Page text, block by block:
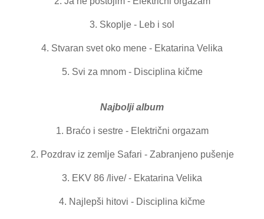
3. Skoplje - Leb i sol
4. Stvaran svet oko mene - Ekatarina Velika
5. Svi za mnom - Disciplina kičme
Najbolji album
1. Braćo i sestre - Električni orgazam
2. Pozdrav iz zemlje Safari - Zabranjeno pušenje
3. EKV 86 /live/ - Ekatarina Velika
4. Najlepši hitovi - Disciplina kičme